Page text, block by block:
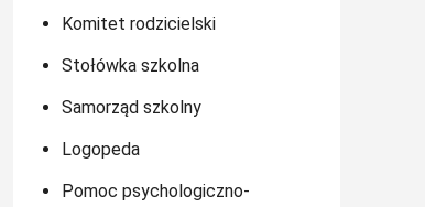
Komitet rodzicielski
Stołówka szkolna
Samorząd szkolny
Logopeda
Pomoc psychologiczno-